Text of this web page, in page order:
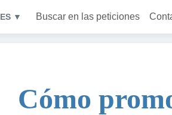
ES ▼ Buscar en las peticiones
Cómo